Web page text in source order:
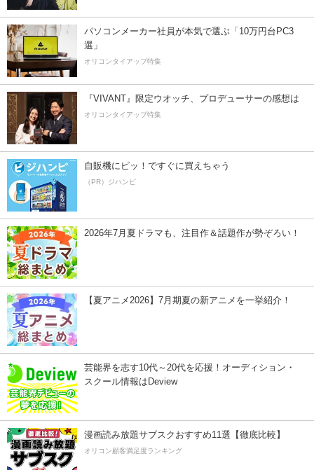
パソコンメーカー社員が本気で選ぶ「10万円台PC3
選」
オリコンタイアップ特集
『VIVANT』限定ウオッチ、プロデューサーの感想は
オリコンタイアップ特集
自販機にピッ！ですぐに買えちゃう
（PR）ジハンピ
2026年7月夏ドラマも、注目作＆話題作が勢ぞろい！
【夏アニメ2026】7月期夏の新アニメを一挙紹介！
芸能界を志す10代～20代を応援！オーディション・
スクール情報はDeview
漫画読み放題サブスクおすすめ11選【徹底比較】
オリコン顧客満足度ランキング